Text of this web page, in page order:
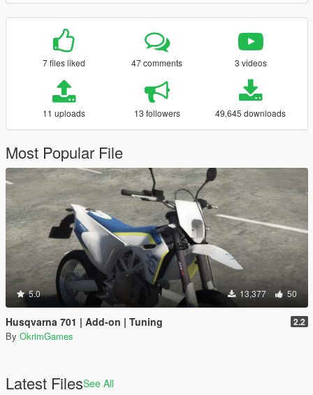
7 files liked 47 comments 3 videos
11 uploads 13 followers 49,645 downloads
Most Popular File
5.0 13,377 50
Husqvarna 701 | Add-on | Tuning 2.2
By OkrimGames
Latest FilesSee All